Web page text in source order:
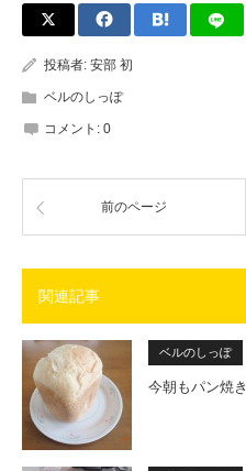
投稿者: 安部 初
ベルのしっぽ
コメント: 0
前のページ
関連記事
ベルのしっぽ
今朝もパン焼き